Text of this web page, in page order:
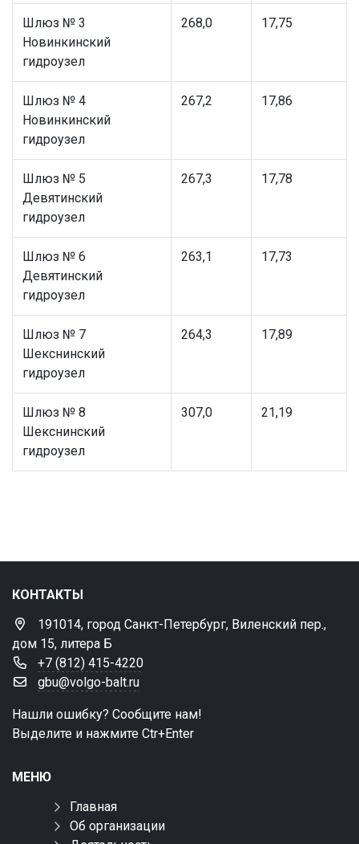
Шлюз № 3
Новинкинский
гидроузел
268,0 17,75
Шлюз № 4
Новинкинский
гидроузел
267,2 17,86
Шлюз № 5
Девятинский
гидроузел
267,3 17,78
Шлюз № 6
Девятинский
гидроузел
263,1 17,73
Шлюз № 7
Шекснинский
гидроузел
264,3 17,89
Шлюз № 8
Шекснинский
гидроузел
307,0 21,19
КОНТАКТЫ
191014, город Санкт-Петербург, Виленский пер.,
дом 15, литера Б
+7 (812) 415-4220
gbu@volgo-balt.ru
Нашли ошибку? Сообщите нам!
Выделите и нажмите Ctr+Enter
МЕНЮ
Главная
Об организации